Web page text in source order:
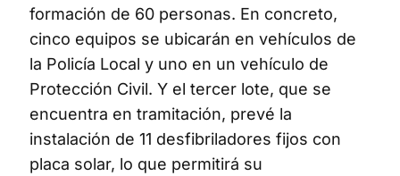
formación de 60 personas. En concreto,
cinco equipos se ubicarán en vehículos de
la Policía Local y uno en un vehículo de
Protección Civil. Y el tercer lote, que se
encuentra en tramitación, prevé la
instalación de 11 desfibriladores fijos con
placa solar, lo que permitirá su